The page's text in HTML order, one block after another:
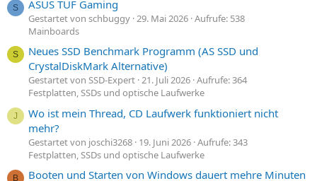
S ASUS TUF Gaming
Gestartet von schbuggy 29. Mai 2026 Aufrufe: 538
Mainboards
S
Neues SSD Benchmark Programm (AS SSD und
CrystalDiskMark Alternative)
Gestartet von SSD-Expert 21. Juli 2026 Aufrufe: 364
Festplatten, SSDs und optische Laufwerke
J
Wo ist mein Thread, CD Laufwerk funktioniert nicht
mehr?
Gestartet von joschi3268 19. Juni 2026 Aufrufe: 343
Festplatten, SSDs und optische Laufwerke
B Booten und Starten von Windows dauert mehre Minuten